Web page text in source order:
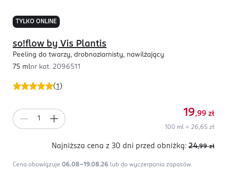
TYLKO ONLINE
(1 )
so!flow by Vis Plantis
Peeling do twarzy, drobnoziarnisty, nawilżający
75 mlnr kat. 2096511
19,99 zł
100 ml = 26,65 zł
Najniższa cena z 30 dni przed obniżką: 24,99 zł
Cena obowiązuje 06.08-19.08.26 lub do wyczerpania zapasów.